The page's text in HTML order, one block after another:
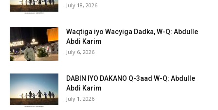
July 18, 2026
Waqtiga iyo Wacyiga Dadka, W-Q: Abdulle
Abdi Karim
July 6, 2026
DABIN IYO DAKANO Q-3aad W-Q: Abdulle
Abdi Karim
July 1, 2026